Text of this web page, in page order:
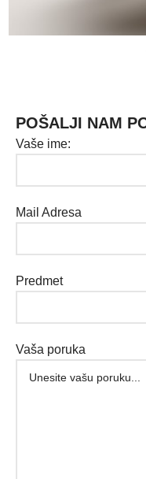
POŠALJI NAM
Vaše ime:
Mail Adresa
Predmet
Vaša poruka